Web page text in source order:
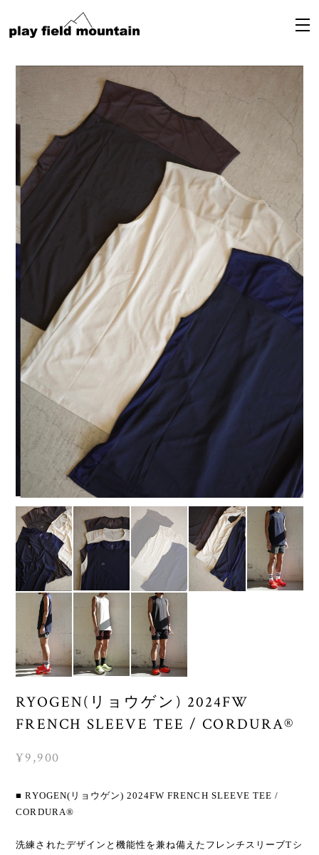
RYOGEN(リョウゲン) 2024FW
FRENCH SLEEVE TEE / CORDURA®︎
¥9,900
■ RYOGEN(リョウゲン) 2024FW FRENCH SLEEVE TEE /
CORDURA®︎
洗練されたデザインと機能性を兼ね備えたフレンチスリーブTシ